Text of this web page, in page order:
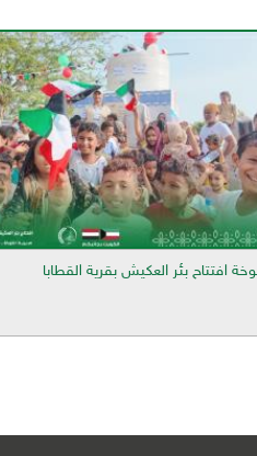
افتتاح بئر العكيش بقرية القطابا